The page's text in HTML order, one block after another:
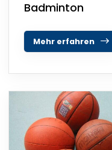
Badminton
Mehr erfahren